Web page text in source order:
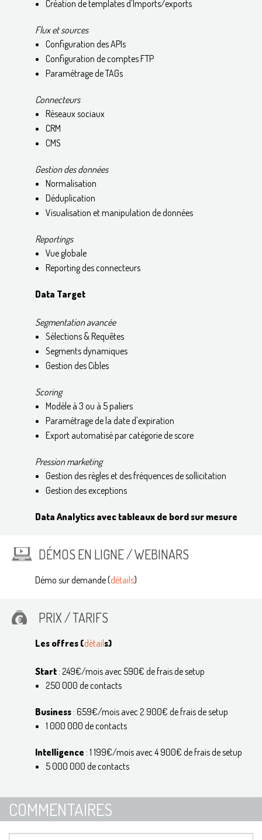
Création de templates d'Imports/exports
Flux et sources
Configuration des APIs
Configuration de comptes FTP
Paramétrage de TAGs
Connecteurs​
Réseaux sociaux
CRM
CMS
Gestion des données
Normalisation
Déduplication
Visualisation et manipulation de données
Reportings
Vue globale
Reporting des connecteurs
Data Target
Segmentation avancée
Sélections & Requêtes
Segments dynamiques
Gestion des Cibles
Scoring
Modèle à 3 ou à 5 paliers
Paramétrage de la date d'expiration
Export automatisé par catégorie de score
Pression marketing
Gestion des règles et des fréquences de sollicitation
Gestion des exceptions
Data Analytics avec tableaux de bord sur mesure
DÉMOS EN LIGNE / WEBINARS
Démo sur demande (détails)
PRIX / TARIFS
Les offres (détails)
Start : 249€/mois avec 590€ de frais de setup
250 000 de contacts
Business : 659€/mois avec 2 900€ de frais de setup
1 000 000 de contacts
Intelligence : 1 199€/mois avec 4 900€ de frais de setup
5 000 000 de contacts
COMMENTAIRES